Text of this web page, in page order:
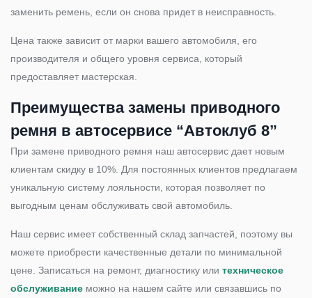
заменить ремень, если он снова придет в неисправность.
Цена также зависит от марки вашего автомобиля, его
производителя и общего уровня сервиса, который
предоставляет мастерская.
Преимущества замены приводного
ремня в автосервисе “Автоклуб 8”
При замене приводного ремня наш автосервис дает новым
клиентам скидку в 10%. Для постоянных клиентов предлагаем
уникальную систему лояльности, которая позволяет по
выгодным ценам обслуживать свой автомобиль.
Наш сервис имеет собственный склад запчастей, поэтому вы
можете приобрести качественные детали по минимальной
цене. Записаться на ремонт, диагностику или техническое
обслуживание можно на нашем сайте или связавшись по